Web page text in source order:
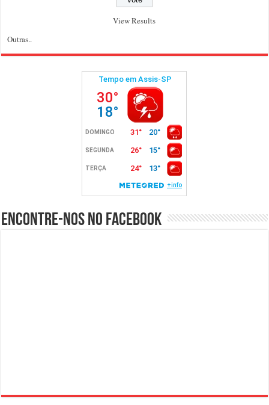
View Results
Outras..
Encontre-nos no Facebook